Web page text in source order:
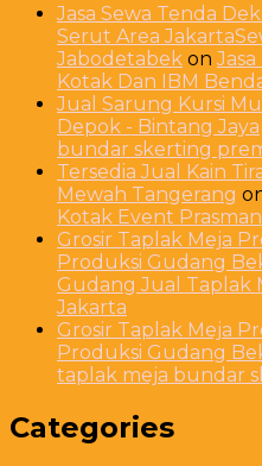
Jasa Sewa Tenda
Serut Area
Jabodetabek on
Kotak Dan IBM
Jual Sarung Kursi
Depok - Bintang Jaya
bundar skerting
Tersedia Jual Kain
Mewah Tangerang
Kotak Event
Grosir Taplak Meja
Produksi Gudang
Gudang Jual Taplak
Jakarta
Grosir Taplak Meja
Produksi Gudang
taplak meja bundar
Categories